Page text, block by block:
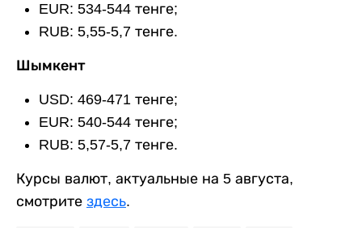
EUR: 534-544 тенге;
RUB: 5,55-5,7 тенге.
Шымкент
USD: 469-471 тенге;
EUR: 540-544 тенге;
RUB: 5,57-5,7 тенге.
Курсы валют, актуальные на 5 августа,
смотрите здесь.